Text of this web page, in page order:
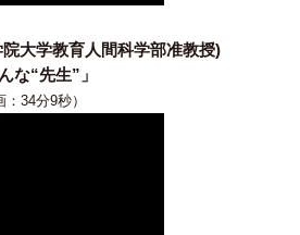
大学教育人間科学部准教授)
な“先生”」
34分9秒）